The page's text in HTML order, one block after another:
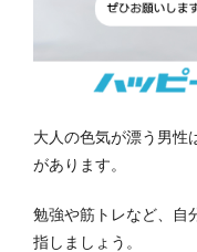
大人の色気が漂う男性
があります。
勉強や筋トレなど、自
指しましょう。